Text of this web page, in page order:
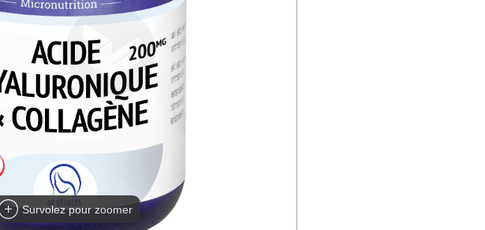
Survolez pour zoomer